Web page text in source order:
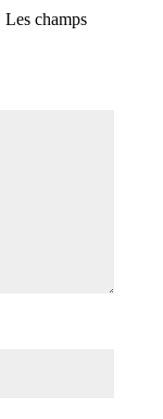
Les champs